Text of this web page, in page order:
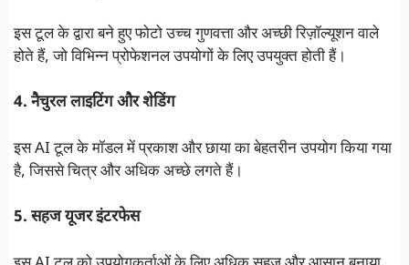
इस टूल के द्वारा बने हुए फोटो उच्च गुणवत्ता और अच्छी रिज़ॉल्यूशन वाले
होते हैं, जो विभिन्न प्रोफेशनल उपयोगों के लिए उपयुक्त होती हैं।
4. नैचुरल लाइटिंग और शेडिंग
इस AI टूल के मॉडल में प्रकाश और छाया का बेहतरीन उपयोग किया गया
है, जिससे चित्र और अधिक अच्छे लगते हैं।
5. सहज यूजर इंटरफेस